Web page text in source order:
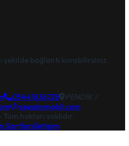
şekilde bağlantı kurabilirsiniz.
05447636728
PENDİK /
speakymobil.com
hakları saklıdır.
Şartlarıİletişim